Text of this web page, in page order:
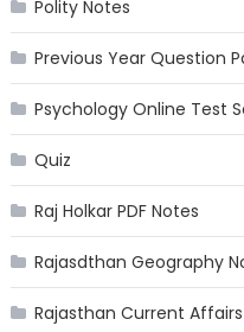
Polity Notes
Previous Year Question
Psychology Online Test
Quiz
Raj Holkar PDF Notes
Rajasdthan Geography
Rajasthan Current Affairs